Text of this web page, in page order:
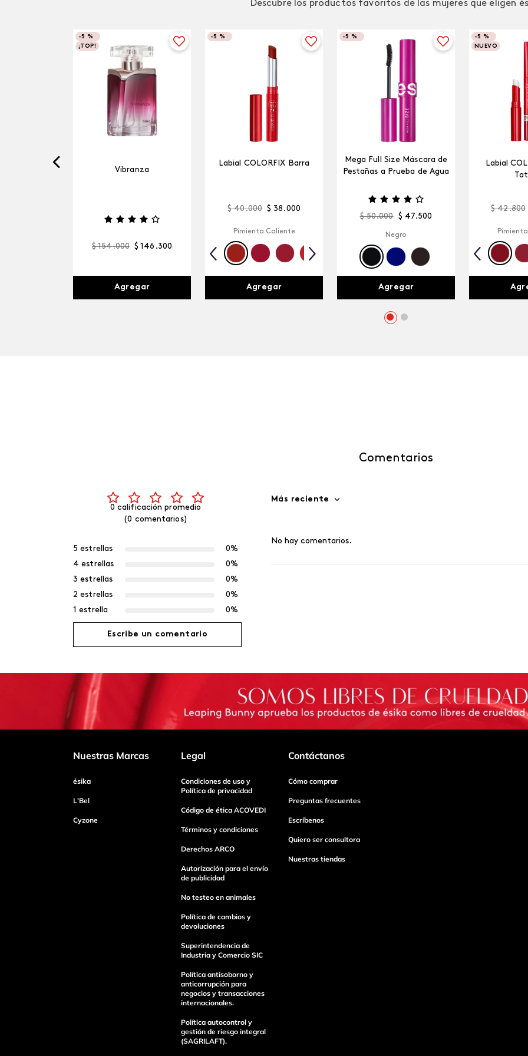
Descubre los productos favoritos de las mujeres que eligen
-5 %
¡TOP!
Vibranza
$ 154.000 $ 146 .300
Agregar
-5 %
Labial COLORFIX Barra
$ 40.000 $ 38 .000
Pimienta Caliente
Agregar
-5 %
Mega Full Size Máscara de
Pestañas a Prueba de Agua
$ 50.000 $ 47.500
Negro
Agregar
-5 %
NUEVO
Labial
$ 42.800
Comentarios
0 calificación promedio
(0 comentarios)
5 estrellas
0%
4 estrellas
0%
3 estrellas
0%
2 estrellas
0%
1 estrella
0%
Escribe un comentario
Agregar comentario
Título
Tu nombre
Enviar Comentario
Más reciente
No hay comentarios.
Nuestras Marcas
ésika
L'Bel
Cyzone
Legal
Condiciones de uso y
Política de privacidad
Código de ética ACOVEDI
Términos y condiciones
Derechos ARCO
Autorización para el envío
de publicidad
No testeo en animales
Política de cambios y
devoluciones
Superintendencia de
Industria y Comercio SIC
Política antisoborno y
anticorrupción para
negocios y transacciones
internacionales.
Política autocontrol y
gestión de riesgo integral
(SAGRILAFT).
Contáctanos
Cómo comprar
Preguntas frecuentes
Escríbenos
Quiero ser consultora
Nuestras tiendas